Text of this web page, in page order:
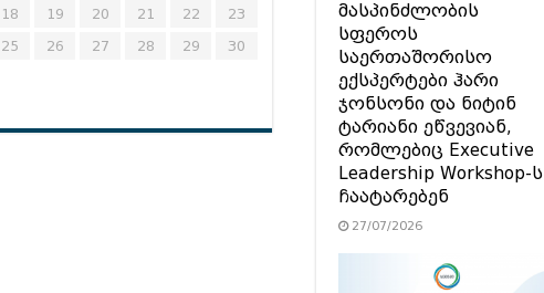
მასპინძლობის
სფეროს
საერთაშორისო
ექსპერტები ჰარი
ჯონსონი და ნიტინ
ტარიანი ეწვევიან,
რომლებიც Executive
Leadership Workshop-ს
ჩაატარებენ
27/07/2026
18 19 20 21 22
23
25 26 27 28 29
30